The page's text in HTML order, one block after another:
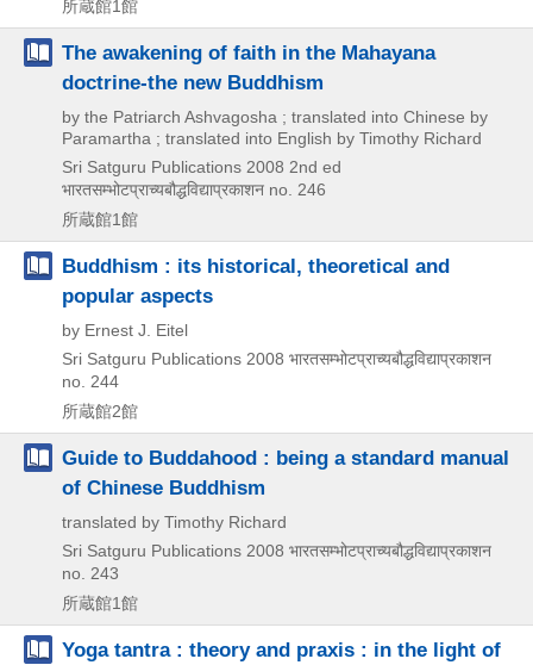
所蔵館1館
The awakening of faith in the Mahayana
doctrine-the new Buddhism
by the Patriarch Ashvagosha ; translated into Chinese by
Paramartha ; translated into English by Timothy Richard
Sri Satguru Publications 2008 2nd ed
भारतसम्भोटप्राच्यबौद्धविद्याप्रकाशन no. 246
所蔵館1館
Buddhism : its historical, theoretical and
popular aspects
by Ernest J. Eitel
Sri Satguru Publications 2008 भारतसम्भोटप्राच्यबौद्धविद्याप्रकाशन
no. 244
所蔵館2館
Guide to Buddahood : being a standard manual
of Chinese Buddhism
translated by Timothy Richard
Sri Satguru Publications 2008 भारतसम्भोटप्राच्यबौद्धविद्याप्रकाशन
no. 243
所蔵館1館
Yoga tantra : theory and praxis : in the light of